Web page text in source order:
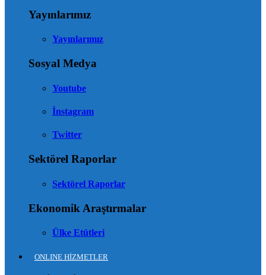
Yayınlarımız
Yayınlarımız
Sosyal Medya
Youtube
İnstagram
Twitter
Sektörel Raporlar
Sektörel Raporlar
Ekonomik Araştırmalar
Ülke Etütleri
ONLINE HİZMETLER